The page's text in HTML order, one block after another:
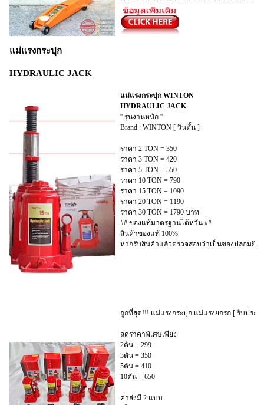
แม่แรงกระปุก
HYDRAULIC JACK
แม่แรงกระปุก WINTON
HYDRAULIC JACK
'' รุ่นงานหนัก ''
Brand : WINTON [ วินตั้น ]
ราคา 2 TON = 350
ราคา 3 TON = 420
ราคา 5 TON = 550
ราคา 10 TON = 790
ราคา 15 TON = 1090
ราคา 20 TON = 1190
ราคา 30 TON = 1790 บาท
## ของแท้มาตรฐานไต้หวัน ##
สินค้าของแท้ 100%
หากรับสินค้าแล้วตรวจสอบว่าเป็นของปลอมยิน
ถูกที่สุด!!! แม่แรงกระปุก แม่แรงยกรถ [ รับประกั
ลดราคาพิเศษเพียง
2ตัน = 299
3ตัน = 350
5ตัน = 410
10ตัน = 650
ค่าส่งมี 2 แบบ